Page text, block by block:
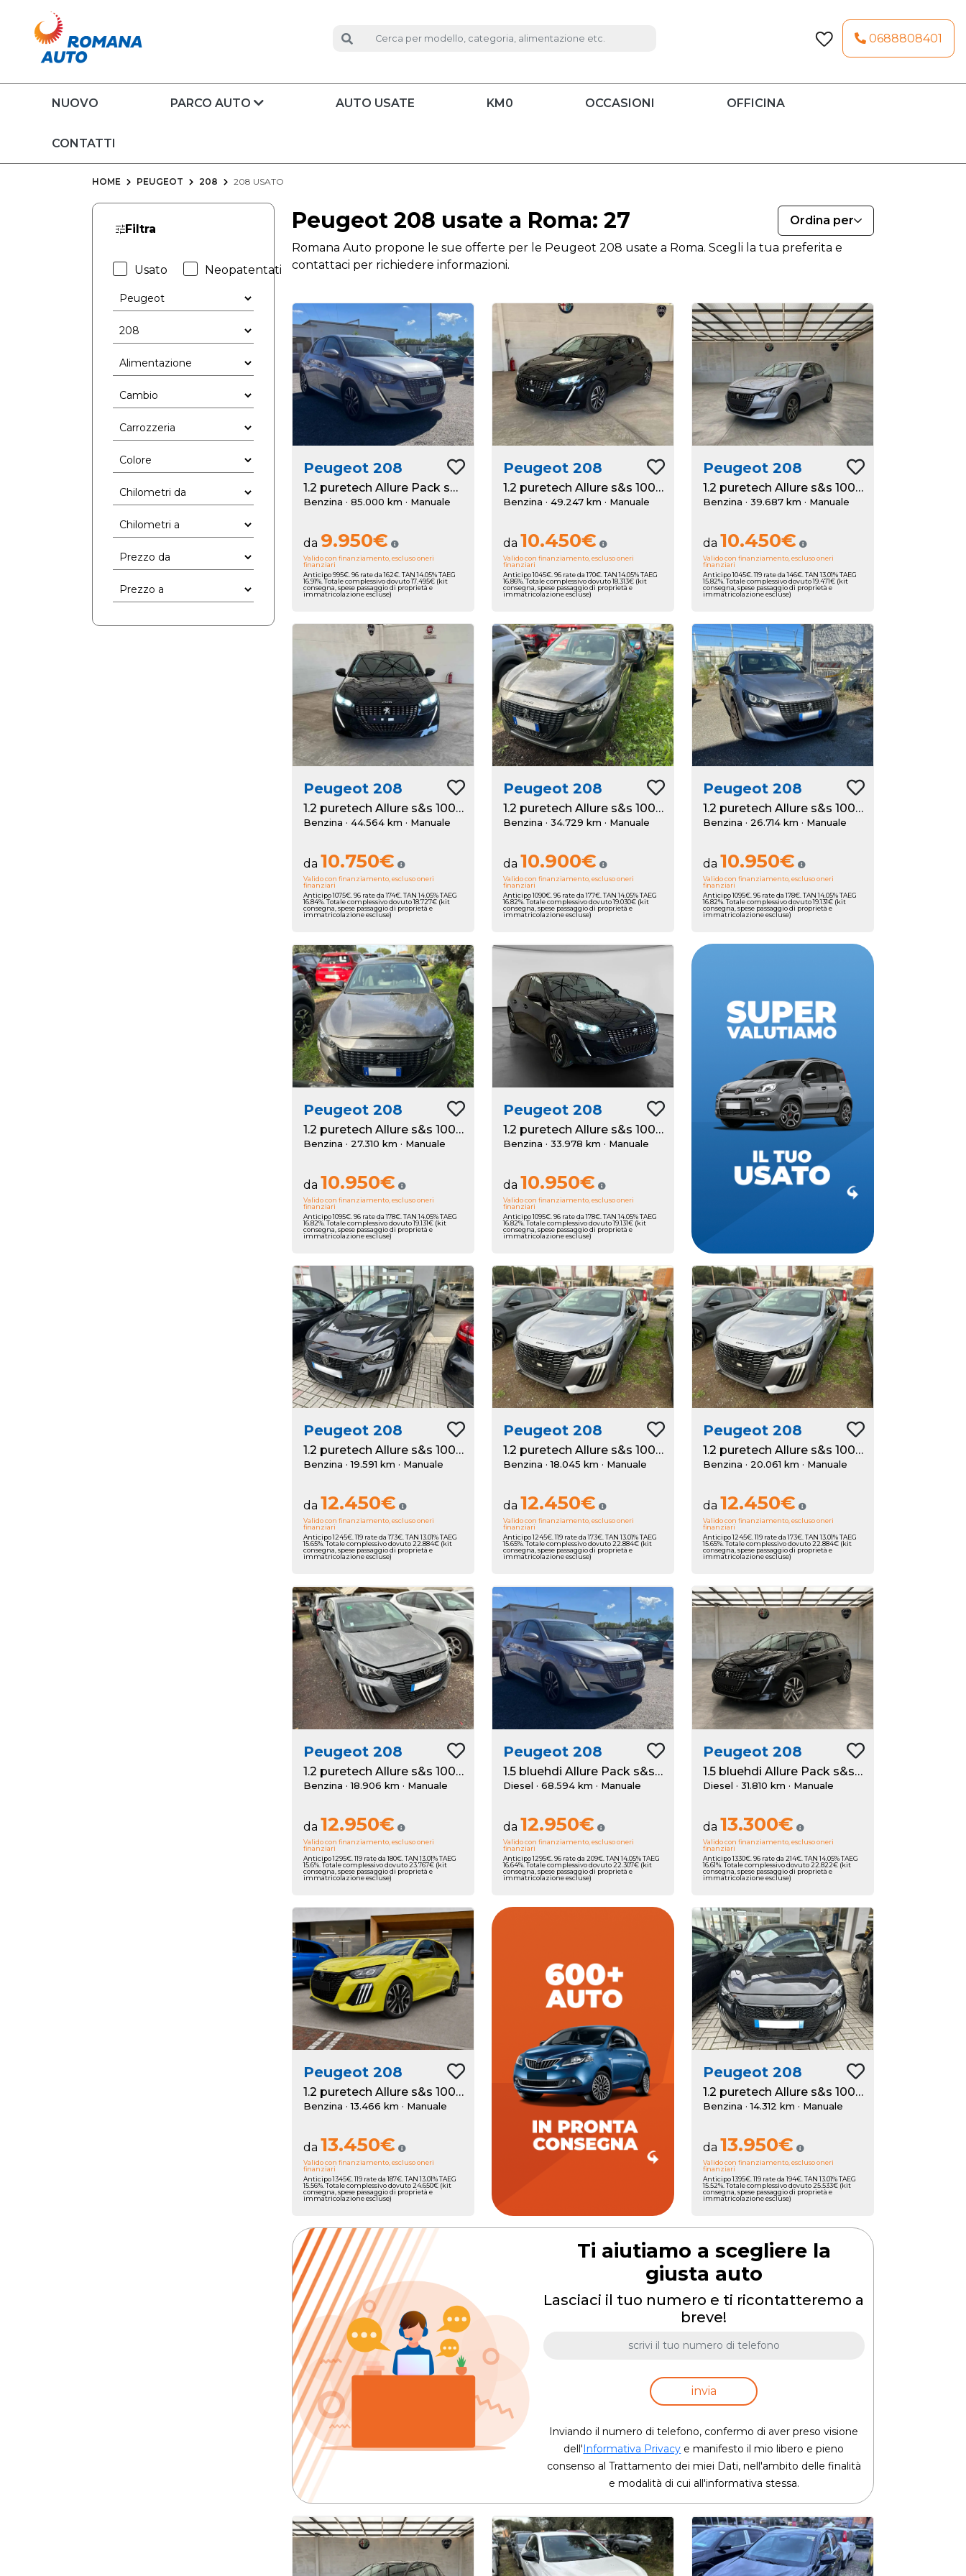
0688808401
NUOVO PARCO AUTO AUTO USATE KM0 OCCASIONI OFFICINA
CONTATTI
HOME PEUGEOT 208 208 USATO
Filtra
Usato Neopatentati
Peugeot 208 usate a Roma: 27
Ordina per
Romana Auto propone le sue offerte per le Peugeot 208 usate a Roma. Scegli la tua preferita e
contattaci per richiedere informazioni.
Peugeot 208
1.2 puretech Allure Pack s&s 100cv
Benzina · 85.000 km · Manuale
da 9.950€
Valido con finanziamento, escluso oneri
finanziari
Anticipo 995€. 96 rate da 162€. TAN 14.05% TAEG
16.91%. Totale complessivo dovuto 17.495€ (kit
consegna, spese passaggio di proprietà e
immatricolazione escluse)
Peugeot 208
1.2 puretech Allure s&s 100cv
Benzina · 49.247 km · Manuale
da 10.450€
Valido con finanziamento, escluso oneri
finanziari
Anticipo 1045€. 96 rate da 170€. TAN 14.05% TAEG
16.86%. Totale complessivo dovuto 18.313€ (kit
consegna, spese passaggio di proprietà e
immatricolazione escluse)
Peugeot 208
1.2 puretech Allure s&s 100cv
Benzina · 39.687 km · Manuale
da 10.450€
Valido con finanziamento, escluso oneri
finanziari
Anticipo 1045€. 119 rate da 146€. TAN 13.01% TAEG
15.82%. Totale complessivo dovuto 19.471€ (kit
consegna, spese passaggio di proprietà e
immatricolazione escluse)
Peugeot 208
1.2 puretech Allure s&s 100cv
Benzina · 44.564 km · Manuale
da 10.750€
Valido con finanziamento, escluso oneri
finanziari
Anticipo 1075€. 96 rate da 174€. TAN 14.05% TAEG
16.84%. Totale complessivo dovuto 18.727€ (kit
consegna, spese passaggio di proprietà e
immatricolazione escluse)
Peugeot 208
1.2 puretech Allure s&s 100cv
Benzina · 34.729 km · Manuale
da 10.900€
Valido con finanziamento, escluso oneri
finanziari
Anticipo 1090€. 96 rate da 177€. TAN 14.05% TAEG
16.82%. Totale complessivo dovuto 19.030€ (kit
consegna, spese passaggio di proprietà e
immatricolazione escluse)
Peugeot 208
1.2 puretech Allure s&s 100cv
Benzina · 26.714 km · Manuale
da 10.950€
Valido con finanziamento, escluso oneri
finanziari
Anticipo 1095€. 96 rate da 178€. TAN 14.05% TAEG
16.82%. Totale complessivo dovuto 19.131€ (kit
consegna, spese passaggio di proprietà e
immatricolazione escluse)
Peugeot 208
1.2 puretech Allure s&s 100cv
Benzina · 27.310 km · Manuale
da 10.950€
Valido con finanziamento, escluso oneri
finanziari
Anticipo 1095€. 96 rate da 178€. TAN 14.05% TAEG
16.82%. Totale complessivo dovuto 19.131€ (kit
consegna, spese passaggio di proprietà e
immatricolazione escluse)
Peugeot 208
1.2 puretech Allure s&s 100cv
Benzina · 33.978 km · Manuale
da 10.950€
Valido con finanziamento, escluso oneri
finanziari
Anticipo 1095€. 96 rate da 178€. TAN 14.05% TAEG
16.82%. Totale complessivo dovuto 19.131€ (kit
consegna, spese passaggio di proprietà e
immatricolazione escluse)
Hai una permuta?
Romana Auto sottrae il suo
dell'acquisto della tua nuova
auto, con una super
valutazione aggiuntiva fino a
3250€. Hai un usato da
rottamare? Romana Auto ha
pensato a dei bonus anche
sull'usato che vale zero!
Peugeot 208
1.2 puretech Allure s&s 100cv
Benzina · 19.591 km · Manuale
da 12.450€
Valido con finanziamento, escluso oneri
finanziari
Anticipo 1245€. 119 rate da 173€. TAN 13.01% TAEG
15.65%. Totale complessivo dovuto 22.884€ (kit
consegna, spese passaggio di proprietà e
immatricolazione escluse)
Peugeot 208
1.2 puretech Allure s&s 100cv
Benzina · 18.045 km · Manuale
da 12.450€
Valido con finanziamento, escluso oneri
finanziari
Anticipo 1245€. 119 rate da 173€. TAN 13.01% TAEG
15.65%. Totale complessivo dovuto 22.884€ (kit
consegna, spese passaggio di proprietà e
immatricolazione escluse)
Peugeot 208
1.2 puretech Allure s&s 100cv
Benzina · 20.061 km · Manuale
da 12.450€
Valido con finanziamento, escluso oneri
finanziari
Anticipo 1245€. 119 rate da 173€. TAN 13.01% TAEG
15.65%. Totale complessivo dovuto 22.884€ (kit
consegna, spese passaggio di proprietà e
immatricolazione escluse)
Peugeot 208
1.2 puretech Allure s&s 100cv
Benzina · 18.906 km · Manuale
da 12.950€
Valido con finanziamento, escluso oneri
finanziari
Anticipo 1295€. 119 rate da 180€. TAN 13.01% TAEG
15.6%. Totale complessivo dovuto 23.767€ (kit
consegna, spese passaggio di proprietà e
immatricolazione escluse)
Peugeot 208
1.5 bluehdi Allure Pack s&s 100cv
Diesel · 68.594 km · Manuale
da 12.950€
Valido con finanziamento, escluso oneri
finanziari
Anticipo 1295€. 96 rate da 209€. TAN 14.05% TAEG
16.64%. Totale complessivo dovuto 22.307€ (kit
consegna, spese passaggio di proprietà e
immatricolazione escluse)
Peugeot 208
1.5 bluehdi Allure Pack s&s 100cv
Diesel · 31.810 km · Manuale
da 13.300€
Valido con finanziamento, escluso oneri
finanziari
Anticipo 1330€. 96 rate da 214€. TAN 14.05% TAEG
16.61%. Totale complessivo dovuto 22.822€ (kit
consegna, spese passaggio di proprietà e
immatricolazione escluse)
Peugeot 208
1.2 puretech Allure s&s 100cv
Benzina · 13.466 km · Manuale
da 13.450€
Valido con finanziamento, escluso oneri
finanziari
Anticipo 1345€. 119 rate da 187€. TAN 13.01% TAEG
15.56%. Totale complessivo dovuto 24.650€ (kit
consegna, spese passaggio di proprietà e
immatricolazione escluse)
Romana Auto propone una
selezione accurata di
vetture usate e un'ampia
garantiranno la consegna
rapida.
Concediti l'auto perfetta
sceglienda fra oltre 600
vetture dei migliori marchi
accompagnato passa dopo
passo dall'esperienza del
nostro Team.
Peugeot 208
1.2 puretech Allure s&s 100cv
Benzina · 14.312 km · Manuale
da 13.950€
Valido con finanziamento, escluso oneri
finanziari
Anticipo 1395€. 119 rate da 194€. TAN 13.01% TAEG
15.52%. Totale complessivo dovuto 25.533€ (kit
consegna, spese passaggio di proprietà e
immatricolazione escluse)
Ti aiutiamo a scegliere la
giusta auto
Lasciaci il tuo numero e ti ricontatteremo a
breve!
invia
Inviando il numero di telefono, confermo di aver preso visione
dell' Informativa Privacy e manifesto il mio libero e pieno
consenso al Trattamento dei miei Dati, nell'ambito delle finalità
e modalità di cui all'informativa stessa.